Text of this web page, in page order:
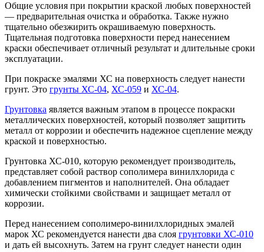
Общие условия при покрытии краской любых поверхностей
— предварительная очистка и обработка. Также нужно
тщательно обезжирить окрашиваемую поверхность.
Тщательная подготовка поверхности перед нанесением
краски обеспечивает отличный результат и длительные сроки
эксплуатации.
При покраске эмалями ХС на поверхность следует нанести
грунт. Это грунты ХС-04, ХС-059 и ХС-04.
Грунтовка является важным этапом в процессе покраски
металлических поверхностей, который позволяет защитить
металл от коррозии и обеспечить надежное сцепление между
краской и поверхностью.
Грунтовка ХС-010, которую рекомендует производитель,
представляет собой раствор сополимера винилхлорида с
добавлением пигментов и наполнителей. Она обладает
химически стойкими свойствами и защищает металл от
коррозии.
Перед нанесением сополимеро-винилхлоридных эмалей
марок ХС рекомендуется нанести два слоя грунтовки ХС-010
и дать ей высохнуть. Затем на грунт следует нанести один